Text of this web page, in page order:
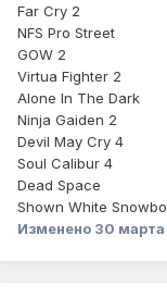
Far Cry 2
NFS Pro Street
GOW 2
Virtua Fighter 2
Alone In The Dark
Ninja Gaiden 2
Devil May Cry 4
Soul Calibur 4
Dead Space
Shown White
Изменено 30